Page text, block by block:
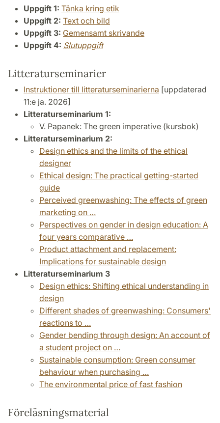
Uppgift 1: Tänka kring etik
Uppgift 2: Text och bild
Uppgift 3: Gemensamt skrivande
Uppgift 4: Slutuppgift
Litteraturseminarier
Instruktioner till litteraturseminarierna [uppdaterad
11:e ja. 2026]
Litteraturseminarium 1:
V. Papanek: The green imperative (kursbok)
Litteraturseminarium 2:
Design ethics and the limits of the ethical
designer
Ethical design: The practical getting-started
guide
Perceived greenwashing: The effects of green
marketing on …
Perspectives on gender in design education: A
four years comparative …
Product attachment and replacement:
Implications for sustainable design
Litteraturseminarium 3
Design ethics: Shifting ethical understanding in
design
Different shades of greenwashing: Consumers'
reactions to …
Gender bending through design: An account of
a student project on …
Sustainable consumption: Green consumer
behaviour when purchasing …
The environmental price of fast fashion
Föreläsningsmaterial